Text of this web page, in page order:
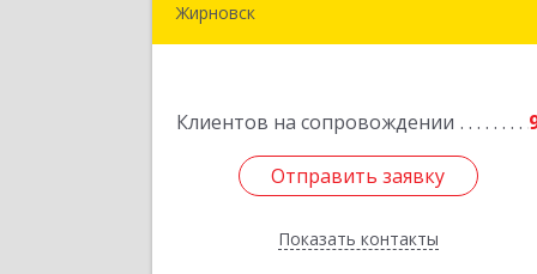
Жирновск
Клиентов на сопровождении
Отправить заявку
Показать контакты
Подробнее